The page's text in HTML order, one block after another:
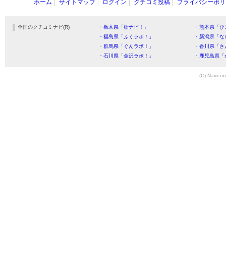
ホーム サイトマップ ログイン クチコミ投稿 プライバシーポ
全国のクチコミナビ(R) ・栃木県「栃ナビ！」
・熊本県「
・福島県「ふくラボ！」
・新潟県「
・群馬県「ぐんラボ！」
・香川県「
・石川県「金沢ラボ！」
・鹿児島県
(C)